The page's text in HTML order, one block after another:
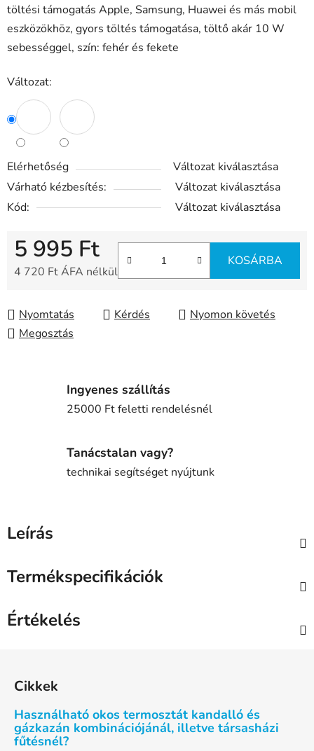
töltési támogatás Apple, Samsung, Huawei és más mobil
eszközökhöz, gyors töltés támogatása, töltő akár 10 W
sebességgel, szín: fehér és fekete
Változat:
Elérhetőség
Változat kiválasztása
Várható kézbesítés:
Változat kiválasztása
Kód:
Változat kiválasztása
5 995 Ft
4 720 Ft ÁFA nélkül
KOSÁRBA
Nyomtatás Kérdés
Nyomon követés
Megosztás
Ingyenes szállítás
25000 Ft feletti rendelésnél
Tanácstalan vagy?
technikai segítséget nyújtunk
Leírás
Termékspecifikációk
Értékelés
Cikkek
Használható okos termosztát kandalló és
gázkazán kombinációjánál, illetve társasházi
fűtésnél?